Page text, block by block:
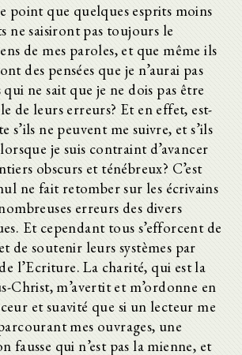
point que quelques esprits moins
ne saisiront pas toujours le
de mes paroles, et que même ils
des pensées que je n’aurai pas
qui ne sait que je ne dois pas être
de leurs erreurs? Et en effet, est-
s’ils ne peuvent me suivre, et s’ils
lorsque je suis contraint d’avancer
obscurs et ténébreux? C’est
ne fait retomber sur les écrivains
erreurs des divers
Et cependant tous s’efforcent de
de soutenir leurs systèmes par
l’Ecriture. La charité, qui est la
Christ, m’avertit et m’ordonne en
et suavité que si un lecteur me
mes ouvrages, une
fausse qui n’est pas la mienne, et